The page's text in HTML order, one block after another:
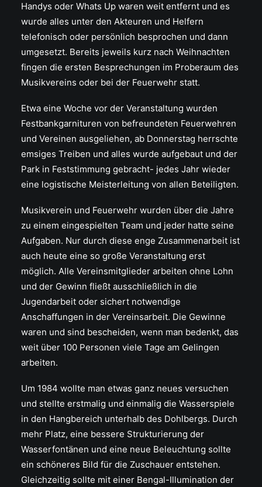
Handys oder Whats Up waren weit entfernt und es
wurde alles unter den Akteuren und Helfern
telefonisch oder persönlich besprochen und dann
umgesetzt. Bereits jeweils kurz nach Weihnachten
fingen die ersten Besprechungen im Proberaum des
Musikvereins oder bei der Feuerwehr statt.
Etwa eine Woche vor der Veranstaltung wurden
Festbankgarnituren von befreundeten Feuerwehren
und Vereinen ausgeliehen, ab Donnerstag herrschte
emsiges Treiben und alles wurde aufgebaut und der
Park in Feststimmung gebracht- jedes Jahr wieder
eine logistische Meisterleitung von allen Beteiligten.
Musikverein und Feuerwehr wurden über die Jahre
zu einem eingespielten Team und jeder hatte seine
Aufgaben. Nur durch diese enge Zusammenarbeit ist
auch heute eine so große Veranstaltung erst
möglich. Alle Vereinsmitglieder arbeiten ohne Lohn
und der Gewinn fließt ausschließlich in die
Jugendarbeit oder sichert notwendige
Anschaffungen in der Vereinsarbeit. Die Gewinne
waren und sind bescheiden, wenn man bedenkt, das
weit über 100 Personen viele Tage am Gelingen
arbeiten.
Um 1984 wollte man etwas ganz neues versuchen
und stellte erstmalig und einmalig die Wasserspiele
in den Hangbereich unterhalb des Dohlbergs. Durch
mehr Platz, eine bessere Strukturierung der
Wasserfontänen und eine neue Beleuchtung sollte
ein schöneres Bild für die Zuschauer entstehen.
Gleichzeitig sollte mit einer Bengal-Illumination der